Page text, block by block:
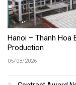
Hanoi – Thanh Hoa
Production
05/08/2026